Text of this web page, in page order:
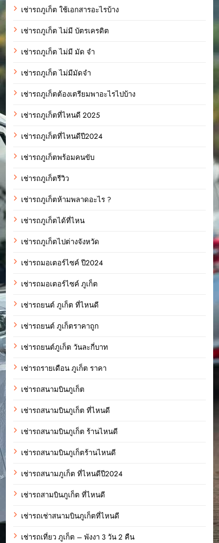
เช่ารถภูเก็ต ใช้เอกสารอะไรบ้าง
เช่ารถภูเก็ต ไม่มี บัตรเครดิต
เช่ารถภูเก็ต ไม่มี มัด จํา
เช่ารถภูเก็ต ไม่มีมัดจำ
เช่ารถภูเก็ตต้องเตรียมพาอะไรไปบ้าง
เช่ารถภูเก็ตที่ไหนดี 2025
เช่ารถภูเก็ตที่ไหนดีปี2024
เช่ารถภูเก็ตพร้อมคนขับ
เช่ารถภูเก็ตรีวิว
เช่ารถภูเก็ตห้ามพลาดอะไร ?
เช่ารถภูเก็ตได้ที่ไหน
เช่ารถภูเก็ตไปต่างจังหวัด
เช่ารถมอเตอร์ไซค์ ปี2024
เช่ารถมอเตอร์ไซค์ ภูเก็ต
เช่ารถยนต์ ภูเก็ต ที่ไหนดี
เช่ารถยนต์ ภูเก็ตราคาถูก
เช่ารถยนต์ภูเก็ต วันละกี่บาท
เช่ารถรายเดือน ภูเก็ต ราคา
เช่ารถสนามบินภูเก็ต
เช่ารถสนามบินภูเก็ต ที่ไหนดี
เช่ารถสนามบินภูเก็ต ร้านไหนดี
เช่ารถสนามบินภูเก็ตร้านไหนดี
เช่ารถสนามภูเก็ต ที่ไหนดีปี2024
เช่ารถสามบินภูเก็ต ที่ไหนดี
เช่ารถเช่าสนามบินภูเก็ตที่ไหนดี
เช่ารถเที่ยว ภูเก็ต – พังงา 3 วัน 2 คืน